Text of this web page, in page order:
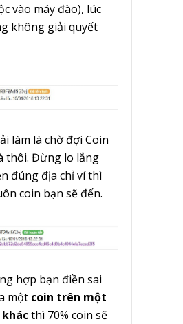
vào máy đào), lúc
không giải quyết
làm là chờ đợi Coin
thôi. Đừng lo lắng
đúng địa chỉ ví thì
coin bạn sẽ đến.
hợp bạn điền sai
một coin trên một
thì 70% coin sẽ